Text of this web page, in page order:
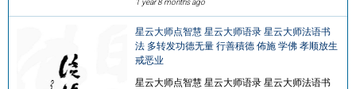
星云大师点智慧 星云大师语录 星云大师法语书
法 多转发功德无量 行善積德 佈施 学佛 孝顺放生
戒恶业
星云大师点智慧 星云大师语录 星云大师法语书